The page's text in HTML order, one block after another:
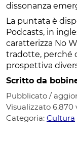
dissonanza
La puntata è
Podcasts, in
caratterizza No
tradotte, perché
prospettiva
Scritto da
Pubblicato /
Visualizzato 6.870
Categoria: Cultura